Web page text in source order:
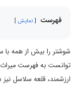
فهرست نمایش
شوشتر را بیش از همه با
توانست به فهرست میراث
ارزشمند، قلعه سلاسل